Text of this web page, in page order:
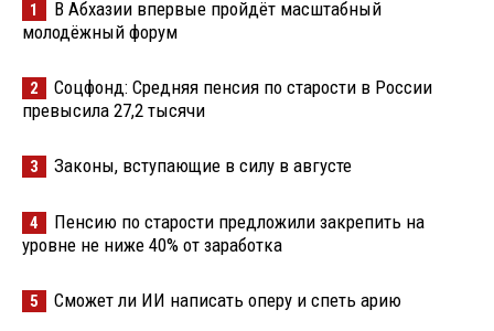
1
В Абхазии впервые пройдёт масштабный
молодёжный форум
2
Соцфонд: Средняя пенсия по старости в России
превысила 27,2 тысячи
3 Законы, вступающие в силу в августе
4
Пенсию по старости предложили закрепить на
уровне не ниже 40% от заработка
5 Сможет ли ИИ написать оперу и спеть арию